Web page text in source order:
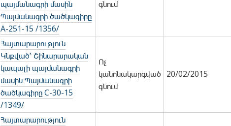
պայմանագրի մասին
Պայմանագրի ծածկագիրը
A-251-15 /1356/
գնում
Հայտարարություն
Կնքված՝ Շինարարական
կապալի պայմանագրի
մասին Պայմանագրի
ծածկագիրը С-30-15
/1349/
Ոչ
կանոնակարգված
գնում
20/02/2015
Հայտարարություն